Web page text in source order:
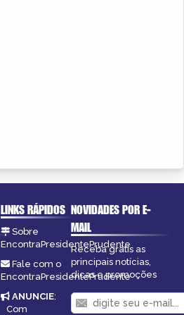
LINKS RÁPIDOS
Sobre
EncontraPresidentePrudente
Fale com o
EncontraPresidentePrudente
ANUNCIE:
Com
NOVIDADES POR E-
MAIL
Receba grátis as
principais notícias,
dicas e promoções